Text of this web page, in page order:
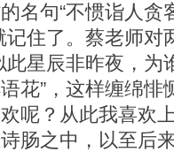
名句“不惯诣人贪
记住了。蔡老师
星辰非昨夜，为
花”，这样缠绵
呢？从此我喜欢
肠之中，以至后